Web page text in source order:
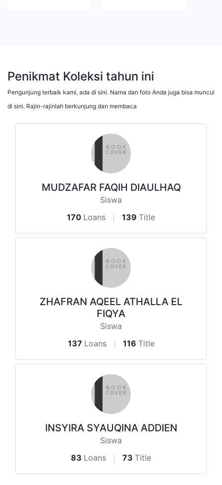
Penikmat Koleksi tahun ini
Pengunjung terbaik kami, ada di sini. Nama dan foto Anda juga bisa muncul
di sini. Rajin-rajinlah berkunjung dan membaca
MUDZAFAR FAQIH DIAULHAQ
Siswa
170 Loans 139 Title
ZHAFRAN AQEEL ATHALLA EL
FIQYA
Siswa
137 Loans 116 Title
INSYIRA SYAUQINA ADDIEN
Siswa
83 Loans 73 Title